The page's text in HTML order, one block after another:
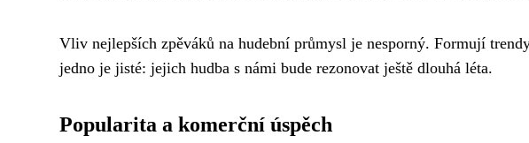
Vliv nejlepších zpěváků na hudební průmysl je nesporný. Formují
jedno je jisté: jejich hudba s námi bude rezonovat ještě dlouhá léta.
Popularita a komerční úspěch